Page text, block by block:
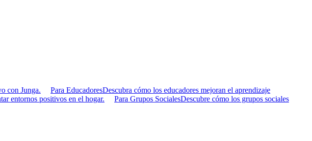
con Junga. Para EducadoresDescubra cómo los educadores mejoran el aprendizaje
entornos positivos en el hogar. Para Grupos SocialesDescubre cómo los grupos sociales